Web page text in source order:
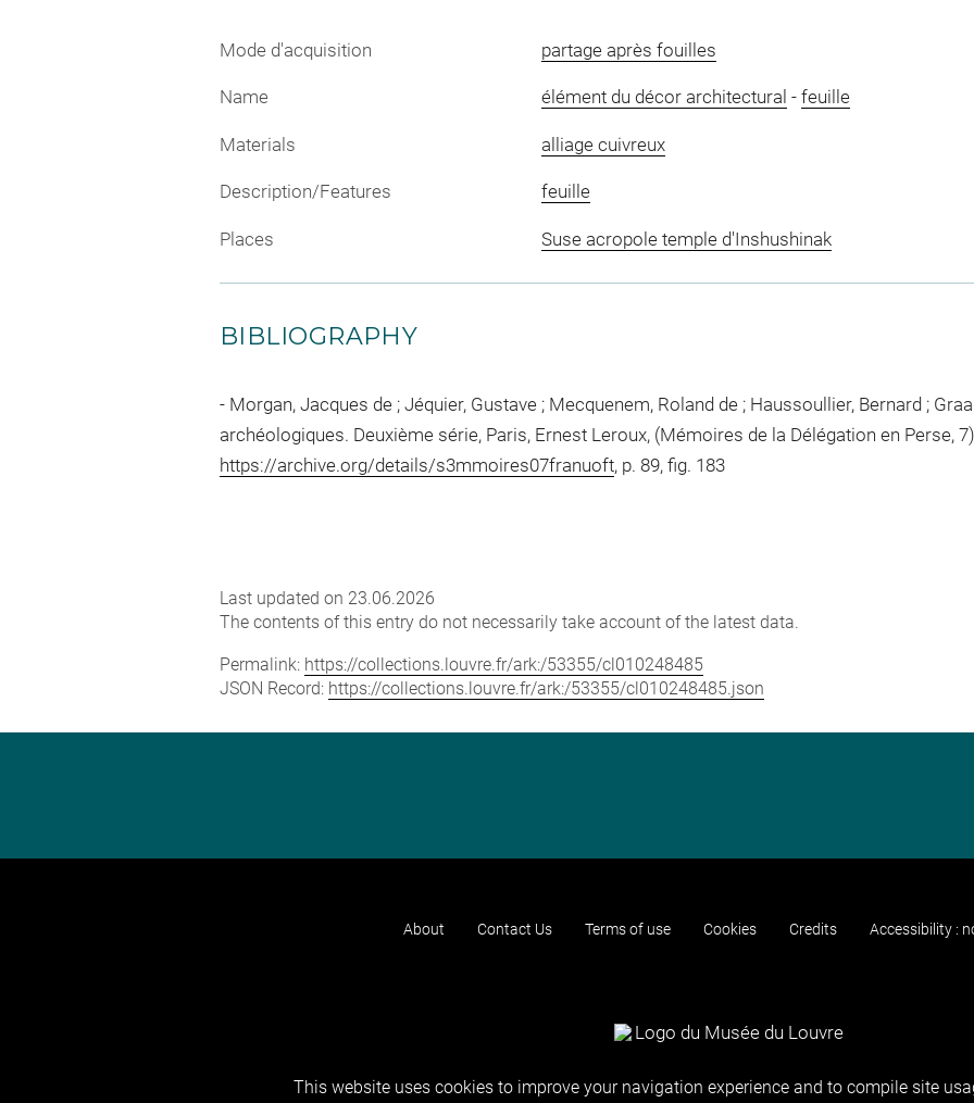
Mode d'acquisition partage après fouilles
Name élément du décor architectural - feuille
Materials alliage cuivreux
Description/Features feuille
Places Suse acropole temple d'Inshushinak
BIBLIOGRAPHY
Morgan, Jacques de ; Jéquier, Gustave ; Mecquenem, Roland de ; Haussoullier, Bernard ;
archéologiques. Deuxième série, Paris, Ernest Leroux, (Mémoires de la Délégation en Perse,
https://archive.org/details/s3mmoires07franuoft, p. 89, fig. 183
Last updated on 23.06.2026
The contents of this entry do not necessarily take account of the latest data.
Permalink: https://collections.louvre.fr/ark:/53355/cl010248485
JSON Record: https://collections.louvre.fr/ark:/53355/cl010248485.json
About Contact Us Terms of use Cookies Credits Accessibility :
This website uses cookies to improve your navigation experience and to compile site